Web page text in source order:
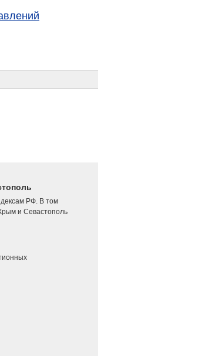
РФ. В том
и Севастополь